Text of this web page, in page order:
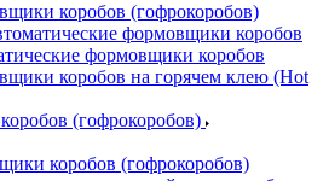
коробов (гофрокоробов)
формовщики коробов
формовщики коробов
коробов на горячем клею (Hot
(гофрокоробов)
коробов (гофрокоробов)